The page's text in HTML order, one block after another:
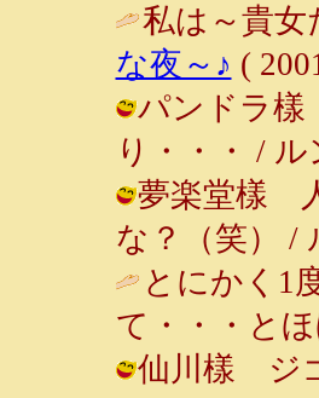
私は～貴
な夜～♪ (
パンドラ
り・・・ / ル
夢楽堂樣
な？（笑） /
とにかく1
て・・・と
仙川樣 ジ